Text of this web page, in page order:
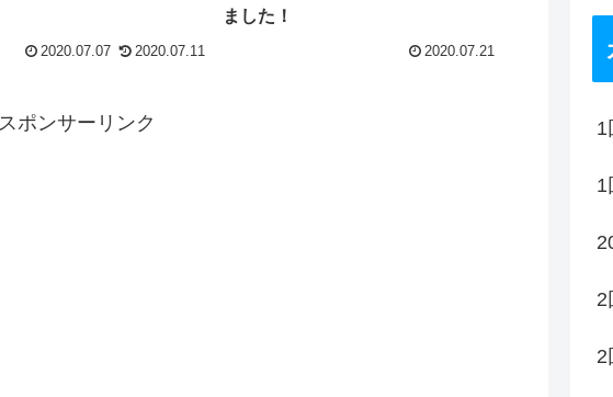
2020.07.07 2020.07.11
ました！
2020.07.21
スポンサーリンク 1
1
2
2